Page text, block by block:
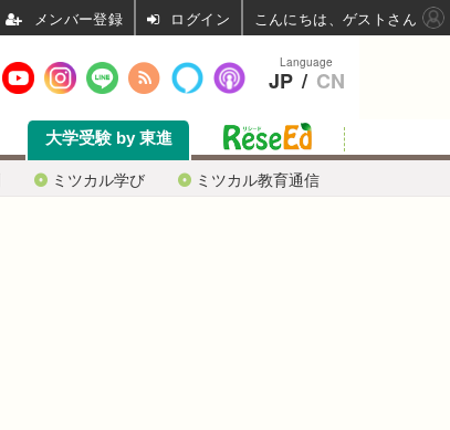
ミツカル学び ミツカル教育通信
大学受験 by 東進
Language
JP / CN
ログイン こんにちは、ゲストさん